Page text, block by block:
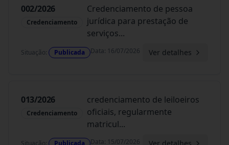
002/2026
Credenciamento
Credenciamento de pessoa
jurídica para prestação de
serviços...
Situação: Publicada Data: 16/07/2026 Ver detalhes
013/2026
Credenciamento
credenciamento de leiloeiros
oficiais, regularmente
matricul...
Situação: Publicada Data: 15/07/2026